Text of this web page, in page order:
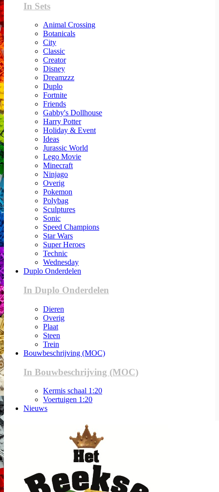
In Sets
Animal Crossing
Botanicals
City
Classic
Creator
Disney
Dreamzzz
Duplo
Fortnite
Friends
Gabby's Dollhouse
Harry Potter
Holiday & Event
Ideas
Jurassic World
Lego Movie
Minecraft
Ninjago
Overig
Pokemon
Polybag
Sculptures
Sonic
Speed Champions
Star Wars
Super Heroes
Technic
Wednesday
Duplo Onderdelen
In Duplo Onderdelen
Dieren
Overig
Plaat
Steen
Trein
Bouwbeschrijving (MOC)
In Bouwbeschrijving (MOC)
Kermis schaal 1:20
Voertuigen 1:20
Nieuws